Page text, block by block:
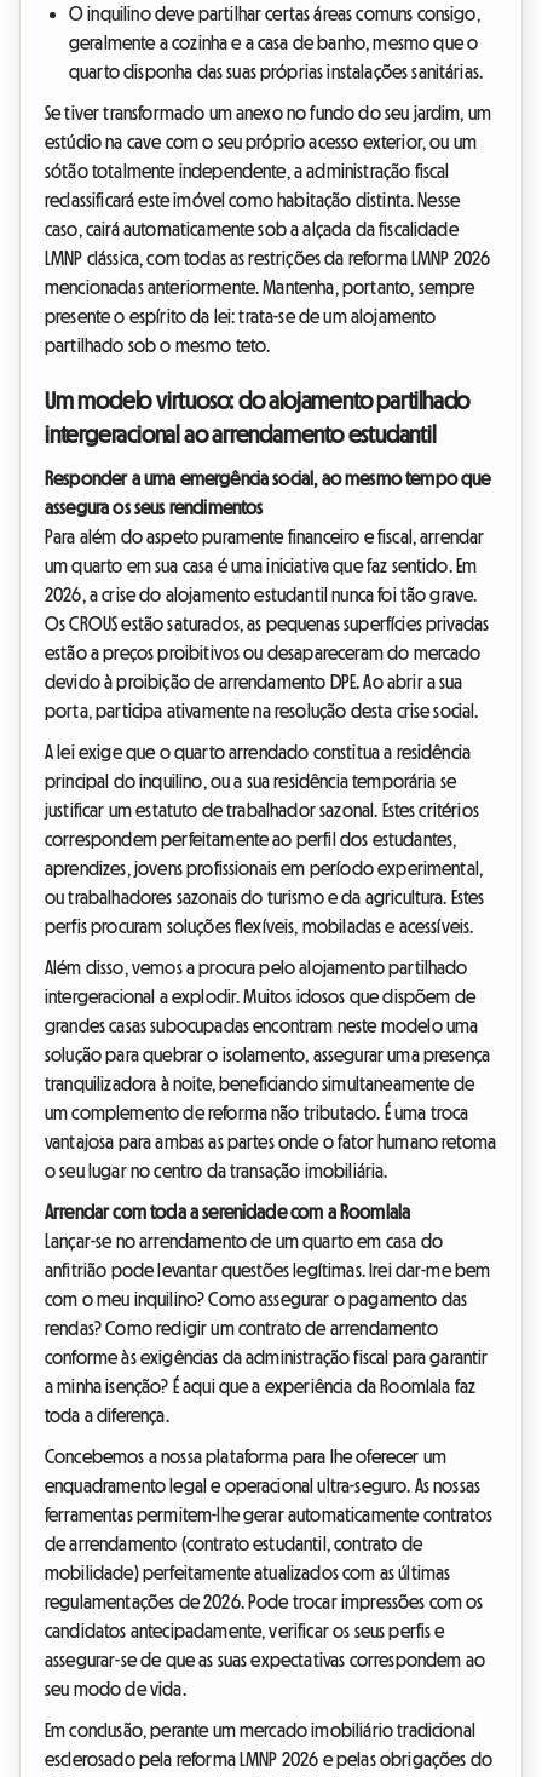
O inquilino deve partilhar certas áreas comuns consigo,
geralmente a cozinha e a casa de banho, mesmo que o
quarto disponha das suas próprias instalações sanitárias.
Se tiver transformado um anexo no fundo do seu jardim, um
estúdio na cave com o seu próprio acesso exterior, ou um
sótão totalmente independente, a administração fiscal
reclassificará este imóvel como habitação distinta. Nesse
caso, cairá automaticamente sob a alçada da fiscalidade
LMNP clássica, com todas as restrições da reforma LMNP 2026
mencionadas anteriormente. Mantenha, portanto, sempre
presente o espírito da lei: trata-se de um alojamento
partilhado sob o mesmo teto.
Um modelo virtuoso: do alojamento partilhado
intergeracional ao arrendamento estudantil
Responder a uma emergência social, ao mesmo tempo que
assegura os seus rendimentos
Para além do aspeto puramente financeiro e fiscal, arrendar
um quarto em sua casa é uma iniciativa que faz sentido. Em
2026, a crise do alojamento estudantil nunca foi tão grave.
Os CROUS estão saturados, as pequenas superfícies privadas
estão a preços proibitivos ou desapareceram do mercado
devido à proibição de arrendamento DPE. Ao abrir a sua
porta, participa ativamente na resolução desta crise social.
A lei exige que o quarto arrendado constitua a residência
principal do inquilino, ou a sua residência temporária se
justificar um estatuto de trabalhador sazonal. Estes critérios
correspondem perfeitamente ao perfil dos estudantes,
aprendizes, jovens profissionais em período experimental,
ou trabalhadores sazonais do turismo e da agricultura. Estes
perfis procuram soluções flexíveis, mobiladas e acessíveis.
Além disso, vemos a procura pelo alojamento partilhado
intergeracional a explodir. Muitos idosos que dispõem de
grandes casas subocupadas encontram neste modelo uma
solução para quebrar o isolamento, assegurar uma presença
tranquilizadora à noite, beneficiando simultaneamente de
um complemento de reforma não tributado. É uma troca
vantajosa para ambas as partes onde o fator humano retoma
o seu lugar no centro da transação imobiliária.
Arrendar com toda a serenidade com a Roomlala
Lançar-se no arrendamento de um quarto em casa do
anfitrião pode levantar questões legítimas. Irei dar-me bem
com o meu inquilino? Como assegurar o pagamento das
rendas? Como redigir um contrato de arrendamento
conforme às exigências da administração fiscal para garantir
a minha isenção? É aqui que a experiência da Roomlala faz
toda a diferença.
Concebemos a nossa plataforma para lhe oferecer um
enquadramento legal e operacional ultra-seguro. As nossas
ferramentas permitem-lhe gerar automaticamente contratos
de arrendamento (contrato estudantil, contrato de
mobilidade) perfeitamente atualizados com as últimas
regulamentações de 2026. Pode trocar impressões com os
candidatos antecipadamente, verificar os seus perfis e
assegurar-se de que as suas expectativas correspondem ao
seu modo de vida.
Em conclusão, perante um mercado imobiliário tradicional
esclerosado pela reforma LMNP 2026 e pelas obrigações do